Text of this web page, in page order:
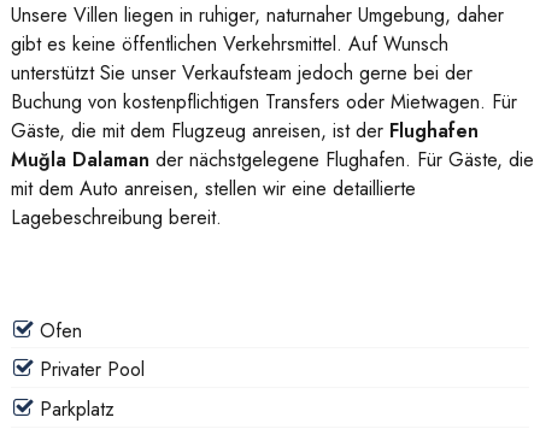
Unsere Villen liegen in ruhiger, naturnaher Umgebung, daher
gibt es keine öffentlichen Verkehrsmittel. Auf Wunsch
unterstützt Sie unser Verkaufsteam jedoch gerne bei der
Buchung von kostenpflichtigen Transfers oder Mietwagen. Für
Gäste, die mit dem Flugzeug anreisen, ist der Flughafen
Muğla Dalaman der nächstgelegene Flughafen. Für Gäste, die
mit dem Auto anreisen, stellen wir eine detaillierte
Lagebeschreibung bereit.
Ofen
Privater Pool
Parkplatz